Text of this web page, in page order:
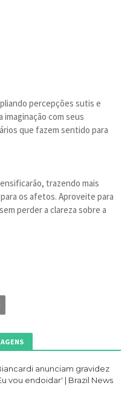
percepções sutis e
imaginação com seus
que fazem sentido para
trazendo mais
os afetos. Aproveite para
perder a clareza sobre a
anunciam gravidez
vou endoidar' | Brazil News